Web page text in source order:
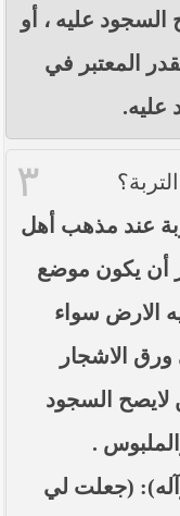
السجود عليه ، أو
المعتبر في
عليه.
٣
عند مذهب أهل
أن يكون موضع
الارض سواء
ورق الاشجار
السجود
.
(جعلت لي